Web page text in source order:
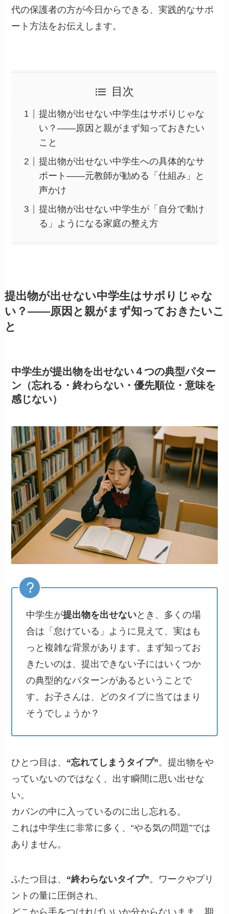
代の保護者の方が今日からできる、実践的なサポ
ート方法をお伝えします。
目次
提出物が出せない中学生はサボりじゃな
い？——原因と親がまず知っておきたい
こと
提出物が出せない中学生への具体的なサ
ポート——元教師が勧める「仕組み」と
声かけ
提出物が出せない中学生が「自分で動け
る」ようになる家庭の整え方
提出物が出せない中学生はサボりじゃな
い？——原因と親がまず知っておきたいこ
と
中学生が提出物を出せない４つの典型パター
ン（忘れる・終わらない・優先順位・意味を
感じない）
中学生が提出物を出せないとき、多くの場
合は「怠けている」ように見えて、実はも
っと複雑な背景があります。まず知ってお
きたいのは、提出できない子にはいくつか
の典型的なパターンがあるということで
す。お子さんは、どのタイプに当てはまり
そうでしょうか？
ひとつ目は、 “忘れてしまうタイプ”。提出物をや
っていないのではなく、出す瞬間に思い出せな
い。
カバンの中に入っているのに出し忘れる。
これは中学生に非常に多く、“やる気の問題”では
ありません。
ふたつ目は、 “終わらないタイプ”。ワークやプリ
ントの量に圧倒され、